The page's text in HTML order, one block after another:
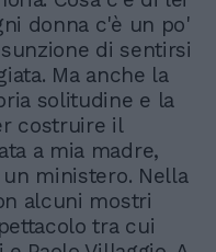
donna c'è un po'
di sentirsi
Ma anche la
solitudine e la
costruire il
a mia madre,
ministero. Nella
alcuni mostri
tra cui